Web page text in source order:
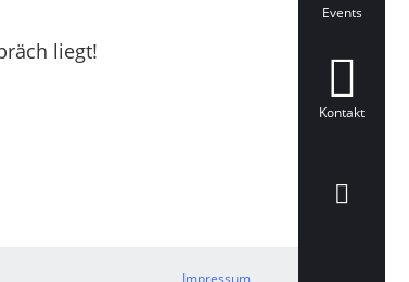
Events
Kontakt
liegt!